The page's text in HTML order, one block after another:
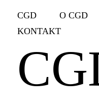
CGD O CGD
KONTAKT